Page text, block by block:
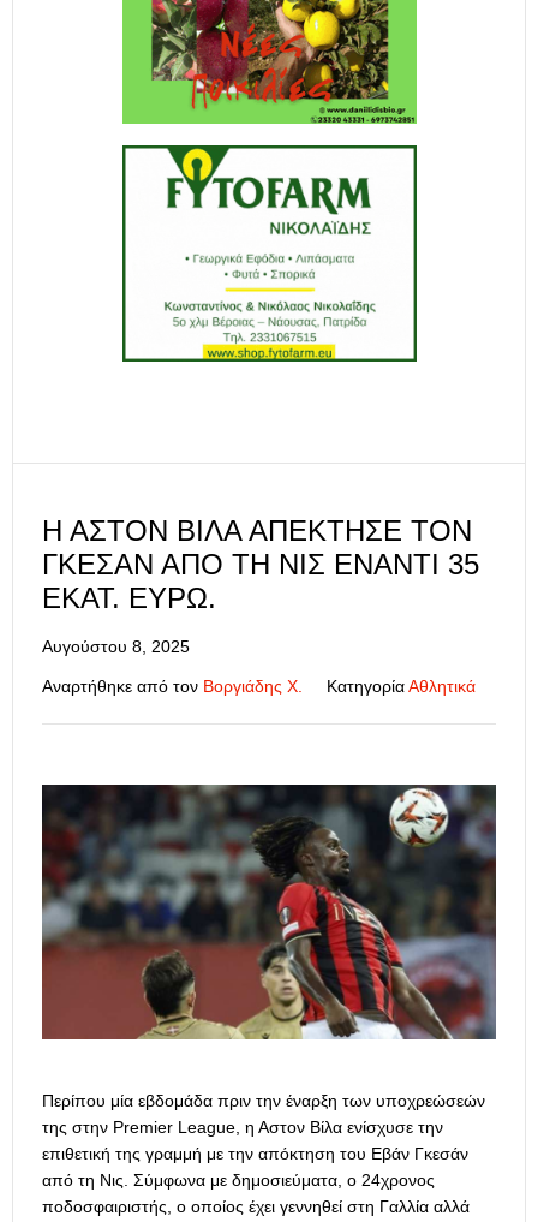
Η ΆΣΤΟΝ ΒΊΛΑ ΑΠΈΚΤΗΣΕ ΤΟΝ
ΓΚΕΣΆΝ ΑΠΌ ΤΗ ΝΙΣ ΈΝΑΝΤΙ 35
ΕΚΑΤ. ΕΥΡΏ.
Αυγούστου 8, 2025
Αναρτήθηκε από τον Βοργιάδης Χ. ΚατηγορίαΑθλητικά
Περίπου μία εβδομάδα πριν την έναρξη των υποχρεώσεών
της στην Premier League, η Αστον Βίλα ενίσχυσε την
επιθετική της γραμμή με την απόκτηση του Εβάν Γκεσάν
από τη Νις. Σύμφωνα με δημοσιεύματα, ο 24χρονος
ποδοσφαιριστής, ο οποίος έχει γεννηθεί στη Γαλλία αλλά